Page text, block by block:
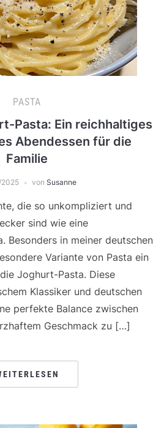
PASTA
Pasta: Ein reichhaltiges
Abendessen für die
Familie
von Susanne
die so unkompliziert und
sind wie eine
Besonders in meiner deutschen
Variante von Pasta ein
Joghurt-Pasta. Diese
Klassiker und deutschen
perfekte Balance zwischen
Geschmack zu […]